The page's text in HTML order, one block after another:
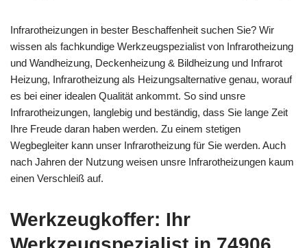
Infrarotheizungen in bester Beschaffenheit suchen Sie? Wir
wissen als fachkundige Werkzeugspezialist von Infrarotheizung
und Wandheizung, Deckenheizung & Bildheizung und Infrarot
Heizung, Infrarotheizung als Heizungsalternative genau, worauf
es bei einer idealen Qualität ankommt. So sind unsre
Infrarotheizungen, langlebig und beständig, dass Sie lange Zeit
Ihre Freude daran haben werden. Zu einem stetigen
Wegbegleiter kann unser Infrarotheizung für Sie werden. Auch
nach Jahren der Nutzung weisen unsre Infrarotheizungen kaum
einen Verschleiß auf.
Werkzeugkoffer: Ihr